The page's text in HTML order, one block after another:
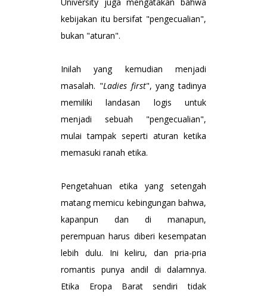
kebijakan itu bersifat "pengecualian",
bukan "aturan".
Inilah yang kemudian menjadi
masalah. "Ladies first", yang tadinya
memiliki landasan logis untuk
menjadi sebuah "pengecualian",
mulai tampak seperti aturan ketika
memasuki ranah etika.
Pengetahuan etika yang setengah
matang memicu kebingungan bahwa,
kapanpun dan di manapun,
perempuan harus diberi kesempatan
lebih dulu. Ini keliru, dan pria-pria
romantis punya andil di dalamnya.
Etika Eropa Barat sendiri tidak